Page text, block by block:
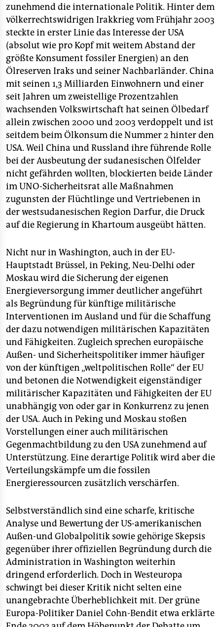
zunehmend die internationale Politik. Hinter dem
völkerrechtswidrigen Irakkrieg vom Frühjahr 2003
steckte in erster Linie das Interesse der USA
(absolut wie pro Kopf mit weitem Abstand der
größte Konsument fossiler Energien) an den
Ölreserven Iraks und seiner Nachbarländer. China
mit seinen 1,3 Milliarden Einwohnern und einer
seit Jahren um zweistellige Prozentzahlen
wachsenden Volkswirtschaft hat seinen Ölbedarf
allein zwischen 2000 und 2003 verdoppelt und ist
seitdem beim Ölkonsum die Nummer 2 hinter den
USA. Weil China und Russland ihre führende Rolle
bei der Ausbeutung der sudanesischen Ölfelder
nicht gefährden wollten, blockierten beide Länder
im UNO-Sicherheitsrat alle Maßnahmen
zugunsten der Flüchtlinge und Vertriebenen in
der westsudanesischen Region Darfur, die Druck
auf die Regierung in Khartoum ausgeübt hätten.
Nicht nur in Washington, auch in der EU-
Hauptstadt Brüssel, in Peking, Neu-Delhi oder
Moskau wird die Sicherung der eigenen
Energieversorgung immer deutlicher angeführt
als Begründung für künftige militärische
Interventionen im Ausland und für die Schaffung
der dazu notwendigen militärischen Kapazitäten
und Fähigkeiten. Zugleich sprechen europäische
Außen- und Sicherheitspolitiker immer häufiger
von der künftigen „weltpolitischen Rolle“ der EU
und betonen die Notwendigkeit eigenständiger
militärischer Kapazitäten und Fähigkeiten der EU
unabhängig von oder gar in Konkurrenz zu jenen
der USA. Auch in Peking und Moskau stoßen
Vorstellungen einer auch militärischen
Gegenmachtbildung zu den USA zunehmend auf
Unterstützung. Eine derartige Politik wird aber die
Verteilungskämpfe um die fossilen
Energieressourcen zusätzlich verschärfen.
Selbstverständlich sind eine scharfe, kritische
Analyse und Bewertung der US-amerikanischen
Außen-und Globalpolitik sowie gehörige Skepsis
gegenüber ihrer offiziellen Begründung durch die
Administration in Washington weiterhin
dringend erforderlich. Doch in Westeuropa
schwingt bei dieser Kritik nicht selten eine
unangebrachte Überheblichkeit mit. Der grüne
Europa-Politiker Daniel Cohn-Bendit etwa erklärte